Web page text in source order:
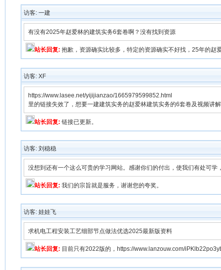
访客: 一建
有没有2025年赵爱林的建筑实务6套卷啊？没有找到资源
站长回复: 抱歉，资源确实比较多，特定的资源确实不好找，25年的赵
访客: XF
https://www.lasee.net/yijijianzao/1665979599852.html
里的链接失效了，想要一建建筑实务的赵爱林建筑实务的6套卷及视频讲解
站长回复: 链接已更新。
访客: 刘稳稳
没想到还有一个这么可贵的学习网站。感谢你们的付出，使我们有处可学
站长回复: 我们的宗旨就是服务，谢谢您的夸奖。
访客: 娃娃飞
求机电工程安装工艺细部节点做法优选2025最新版资料
站长回复: 目前只有2022版的，https://www.lanzouw.com/